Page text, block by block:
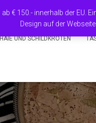
€ 150.- innerhalb der EU.
Design auf der
UND SCHILDKRÖTEN